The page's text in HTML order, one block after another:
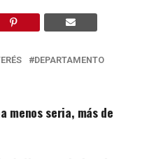
DEPARTAMENTO
menos seria, más de